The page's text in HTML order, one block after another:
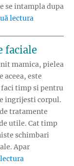
se intampla dupa
lectura
faciale
mamica, pielea
aceea, este
timp si pentru
ingrijesti corpul.
tratamente
utile. Cat timp
schimbari
Apar